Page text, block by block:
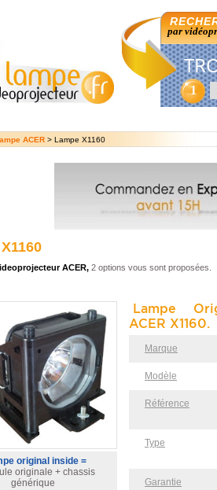
par
1
ACER > Lampe X1160
ACER, 2 options vous sont proposées.
original inside =
originale + chassis
générique
Lampe
ACER X1160.
Marque
Modèle
Référence
Type
Garantie